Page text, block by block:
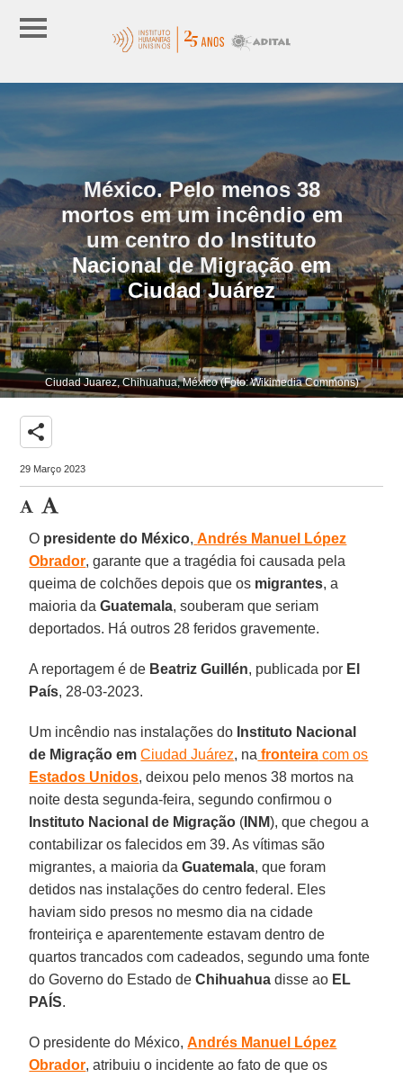
México. Pelo menos 38
mortos em um incêndio em
um centro do Instituto
Nacional de Migração em
Ciudad Juárez
Ciudad Juarez, Chihuahua, México (Foto: Wikimedia Commons)
share
29 Março 2023
O presidente do México, Andrés Manuel López
Obrador, garante que a tragédia foi causada pela
queima de colchões depois que os migrantes, a
maioria daGuatemala, souberam que seriam
deportados. Há outros 28 feridos gravemente.
A reportagem é de Beatriz Guillén, publicada por El
País, 28-03-2023.
Um incêndio nas instalações do Instituto Nacional
de Migração emCiudad Juárez, na fronteira com os
Estados Unidos, deixou pelo menos 38 mortos na
noite desta segunda-feira, segundo confirmou o
Instituto Nacional de Migração ( INM), que chegou a
contabilizar os falecidos em 39. As vítimas são
migrantes, a maioria daGuatemala, que foram
detidos nas instalações do centro federal. Eles
haviam sido presos no mesmo dia na cidade
fronteiriça e aparentemente estavam dentro de
quartos trancados com cadeados, segundo uma fonte
do Governo do Estado deChihuahua disse ao EL
PAÍS.
O presidente do México,Andrés Manuel López
Obrador, atribuiu o incidente ao fato de que os